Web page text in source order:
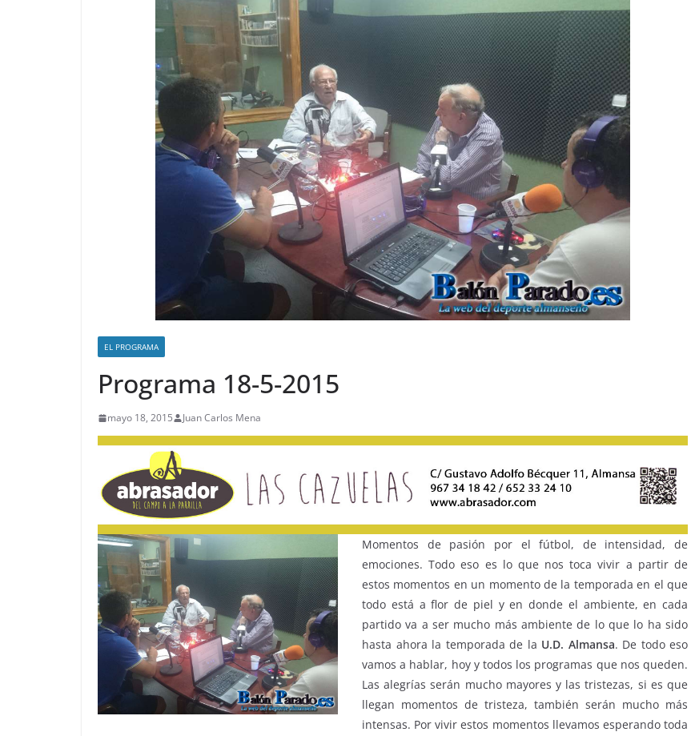
EL PROGRAMA
Programa 18-5-2015
mayo 18, 2015 Juan Carlos Mena
Momentos de pasión por el fútbol, de intensidad, de
emociones. Todo eso es lo que nos toca vivir a partir de
estos momentos en un momento de la temporada en el que
todo está a flor de piel y en donde el ambiente, en cada
partido va a ser mucho más ambiente de lo que lo ha sido
hasta ahora la temporada de la U.D. Almansa. De todo eso
vamos a hablar, hoy y todos los programas que nos queden.
Las alegrías serán mucho mayores y las tristezas, si es que
llegan momentos de tristeza, también serán mucho más
intensas. Por vivir estos momentos llevamos esperando toda